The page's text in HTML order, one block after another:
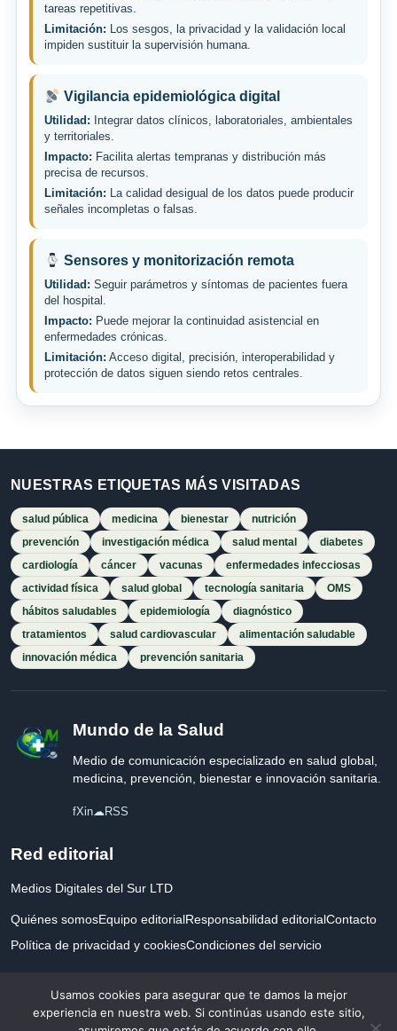
tareas repetitivas.
Limitación: Los sesgos, la privacidad y la validación local
impiden sustituir la supervisión humana.
Vigilancia epidemiológica digital
Utilidad: Integrar datos clínicos, laboratoriales, ambientales
y territoriales.
Impacto: Facilita alertas tempranas y distribución más
precisa de recursos.
Limitación: La calidad desigual de los datos puede producir
señales incompletas o falsas.
Sensores y monitorización remota
Utilidad: Seguir parámetros y síntomas de pacientes fuera
del hospital.
Impacto: Puede mejorar la continuidad asistencial en
enfermedades crónicas.
Limitación: Acceso digital, precisión, interoperabilidad y
protección de datos siguen siendo retos centrales.
NUESTRAS ETIQUETAS MÁS VISITADAS
salud pública medicina bienestar
nutrición
prevención
investigación médica salud mental
diabetes
cardiología
cáncer vacunas
enfermedades infecciosas
actividad física
salud global tecnología sanitaria
OMS
hábitos saludables
epidemiología
diagnóstico
tratamientos
salud cardiovascular
alimentación saludable
innovación médica
prevención sanitaria
Mundo de la Salud
Medio de comunicación especializado en salud global,
medicina, prevención, bienestar e innovación sanitaria.
fXin☁RSS
Red editorial
Medios Digitales del Sur LTD
Quiénes somosEquipo editorialResponsabilidad editorialContacto
Política de privacidad y cookiesCondiciones del servicio
Usamos cookies para asegurar que te damos la mejor
experiencia en nuestra web. Si continúas usando este sitio,